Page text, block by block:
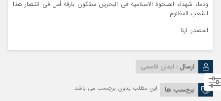
ودماء شهداء الصحوة الاسلامية في البحرين ستكون بارقة أمل في انتصار هذا
الشعب المظلوم.
المصدر: ارنا
ارسال : ایمان قاسمی
برچسب ها این مطلب بدون برچسب می باشد.